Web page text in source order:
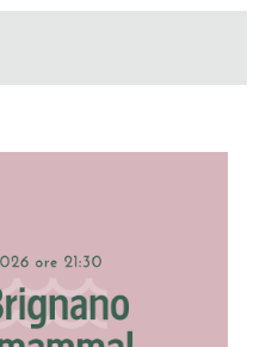
uno o più filtri